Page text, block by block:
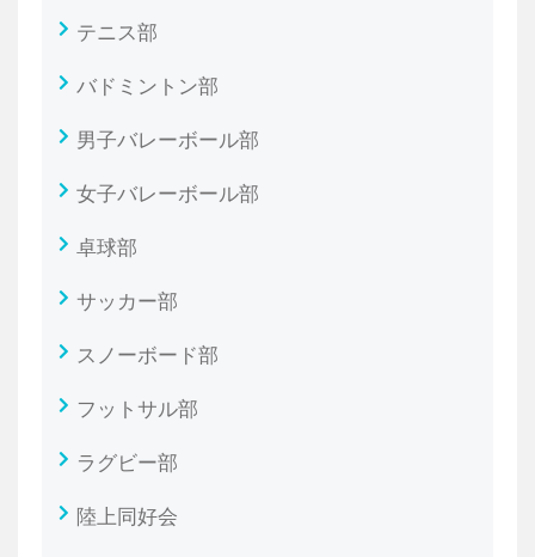
テニス部
バドミントン部
男子バレーボール部
女子バレーボール部
卓球部
サッカー部
スノーボード部
フットサル部
ラグビー部
陸上同好会